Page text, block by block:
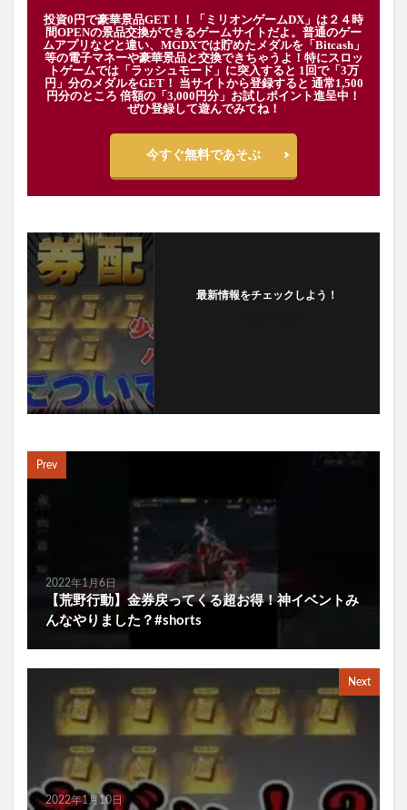
投資0円で豪華景品GET！！「ミリオンゲームDX」は２４時
間OPENの景品交換ができるゲームサイトだよ。普通のゲー
ムアプリなどと違い、MGDXでは貯めたメダルを「Bitcash」
等の電子マネーや豪華景品と交換できちゃうよ！特にスロッ
トゲームでは「ラッシュモード」に突入すると 1回で「3万
円」分のメダルをGET！ 当サイトから登録すると 通常1,500
円分のところ 倍額の「3,000円分」お試しポイント進呈中！
ぜひ登録して遊んでみてね！
今すぐ無料であそぶ
最新情報をチェックしよう！
Prev
2022年1月6日
【荒野行動】金券戻ってくる超お得！神イベントみ
んなやりました？#shorts
Next
2022年1月10日